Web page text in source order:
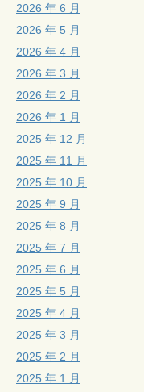
2026 年 6 月
2026 年 5 月
2026 年 4 月
2026 年 3 月
2026 年 2 月
2026 年 1 月
2025 年 12 月
2025 年 11 月
2025 年 10 月
2025 年 9 月
2025 年 8 月
2025 年 7 月
2025 年 6 月
2025 年 5 月
2025 年 4 月
2025 年 3 月
2025 年 2 月
2025 年 1 月